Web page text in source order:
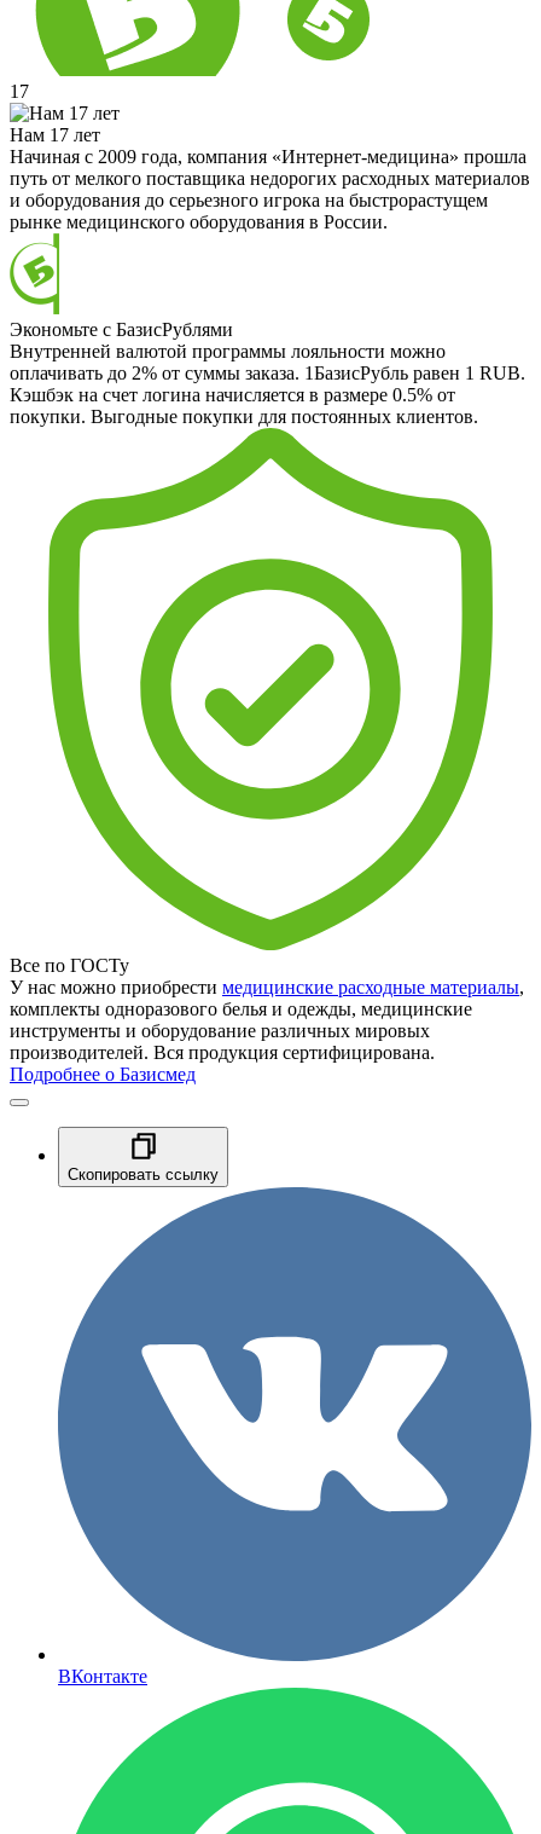
17
Нам 17 лет
Начиная с 2009 года, компания «Интернет-медицина» прошла
путь от мелкого поставщика недорогих расходных материалов
и оборудования до серьезного игрока на быстрорастущем
рынке медицинского оборудования в России.
Экономьте с БазисРублями
Внутренней валютой программы лояльности можно
оплачивать до 2% от суммы заказа. 1БазисРубль равен 1 RUB.
Кэшбэк на счет логина начисляется в размере 0.5% от
покупки. Выгодные покупки для постоянных клиентов.
Все по ГОСТу
У нас можно приобрести медицинские расходные материалы,
комплекты одноразового белья и одежды, медицинские
инструменты и оборудование различных мировых
производителей. Вся продукция сертифицирована.
Подробнее о Базисмед
Скопировать ссылку
ВКонтакте